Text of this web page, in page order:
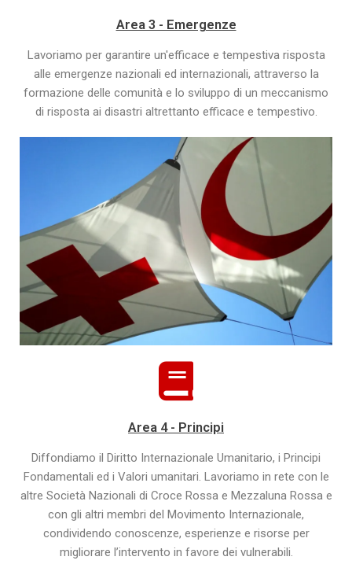
Area 3 - Emergenze
Lavoriamo per garantire un'efficace e tempestiva risposta
alle emergenze nazionali ed internazionali, attraverso la
formazione delle comunità e lo sviluppo di un meccanismo
di risposta ai disastri altrettanto efficace e tempestivo.
Area 4 - Principi
Diffondiamo il Diritto Internazionale Umanitario, i Principi
Fondamentali ed i Valori umanitari. Lavoriamo in rete con le
altre Società Nazionali di Croce Rossa e Mezzaluna Rossa e
con gli altri membri del Movimento Internazionale,
condividendo conoscenze, esperienze e risorse per
migliorare l’intervento in favore dei vulnerabili.